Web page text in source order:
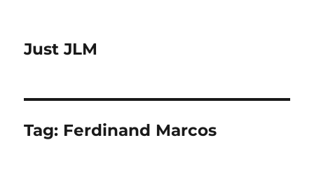
Just JLM
Tag: Ferdinand Marcos